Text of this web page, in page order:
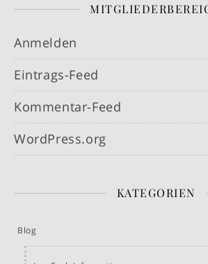
Anmelden
Eintrags-Feed
Kommentar-Feed
WordPress.org
KATEGORIEN
Blog